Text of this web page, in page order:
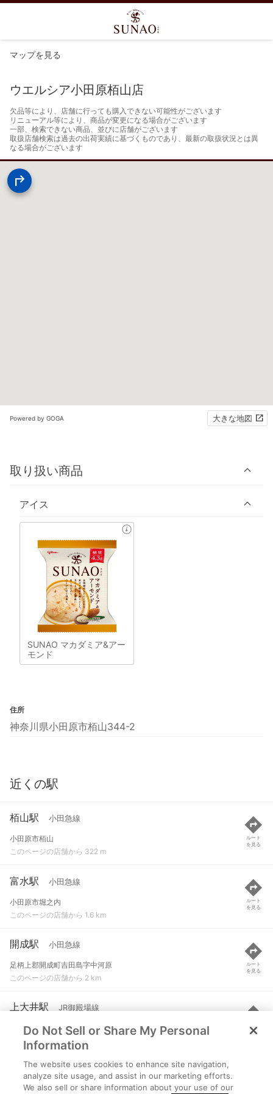
マップを見る
ウエルシア小田原栢山店
欠品等により、店舗に行っても購入できない可能性がございます
リニューアル等により、商品が変更になる場合がございます
一部、検索できない商品、並びに店舗がございます
取扱店舗検索は過去の出荷実績に基づくものであり、最新の取扱状況とは異
なる場合がございます
Powered by GOGA 大きな地図
取り扱い商品
アイス
SUNAO マカダミア&アー
モンド
住所
神奈川県小田原市栢山344-2
近くの駅
栢山駅 小田急線
小田原市栢山
このページの店舗から 322 m
ルート
を見る
富水駅 小田急線
小田原市堀之内
このページの店舗から 1.6 km
ルート
を見る
開成駅 小田急線
足柄上郡開成町吉田島字中河原
このページの店舗から 2 km
ルート
を見る
上大井駅 JR御殿場線
足柄上郡大井町上大井
このページの店舗から 2 km
ルート
を見る
塚原駅 伊豆箱根鉄道大雄山線
南足柄市塚原２６８０-１
Do Not Sell or Share My Personal
Information
The website uses cookies to enhance site navigation,
analyze site usage, and assist in our marketing efforts.
We also sell or share information about your use of our